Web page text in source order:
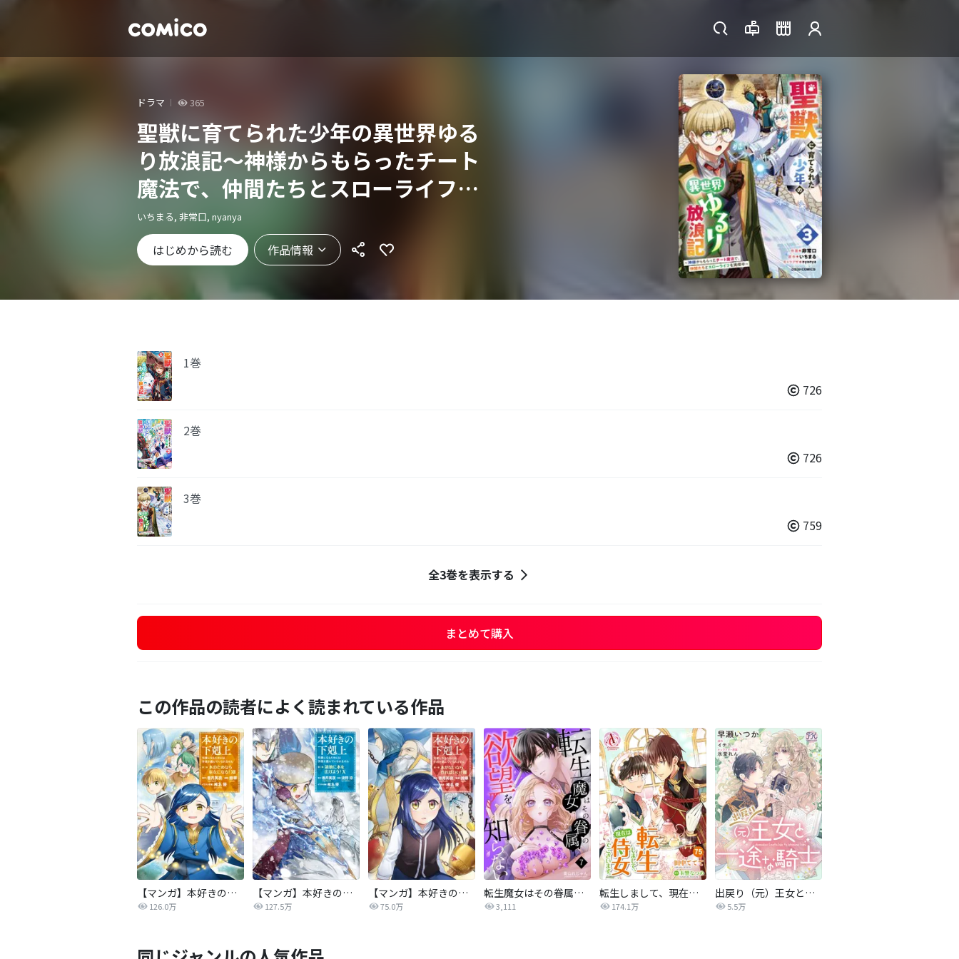
ドラマ 365
聖獣に育てられた少年の異世界ゆる
り放浪記～神様からもらったチート
魔法で、仲間たちとスローライフを
満喫中～
いちまる, 非常口, nyanya
はじめから読む 作品情報
1巻
726
2巻
726
3巻
759
全3巻を表示する
まとめて購入
この作品の読者によく読まれている作品
【マンガ】本好きの下剋上 第二部
126.0万
【マンガ】本好きの下剋上 第三部
127.5万
【マンガ】本好きの下剋上
75.0万
転生魔女はその眷属の欲望を知らない
3,111
転生しまして、現在は侍女でございます。
174.1万
出戻り（元）王女と一途な騎士【単話売】
5.5万